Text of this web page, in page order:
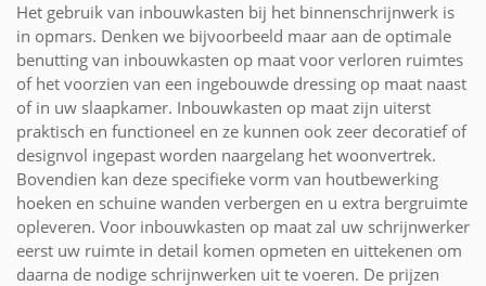
Het gebruik van inbouwkasten bij het binnenschrijnwerk is
in opmars. Denken we bijvoorbeeld maar aan de optimale
benutting van inbouwkasten op maat voor verloren ruimtes
of het voorzien van een ingebouwde dressing op maat naast
of in uw slaapkamer. Inbouwkasten op maat zijn uiterst
praktisch en functioneel en ze kunnen ook zeer decoratief of
designvol ingepast worden naargelang het woonvertrek.
Bovendien kan deze specifieke vorm van houtbewerking
hoeken en schuine wanden verbergen en u extra bergruimte
opleveren. Voor inbouwkasten op maat zal uw schrijnwerker
eerst uw ruimte in detail komen opmeten en uittekenen om
daarna de nodige schrijnwerken uit te voeren. De prijzen